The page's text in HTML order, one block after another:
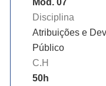
Mód. 07
Disciplina
Atribuições e
Público
C.H
50h